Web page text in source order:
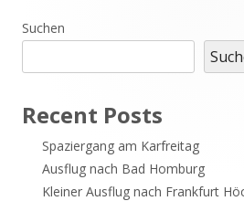
Haupt-
Seitenleiste
Suchen
Recent Posts
Spaziergang am Karfreitag
Ausflug nach Bad Homburg
Kleiner Ausflug nach Frankfurt